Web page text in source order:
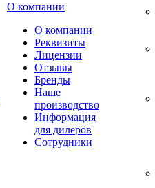
О компании
О компании
Реквизиты
Лицензии
Отзывы
Бренды
Наше
производство
Информация
для дилеров
Сотрудники